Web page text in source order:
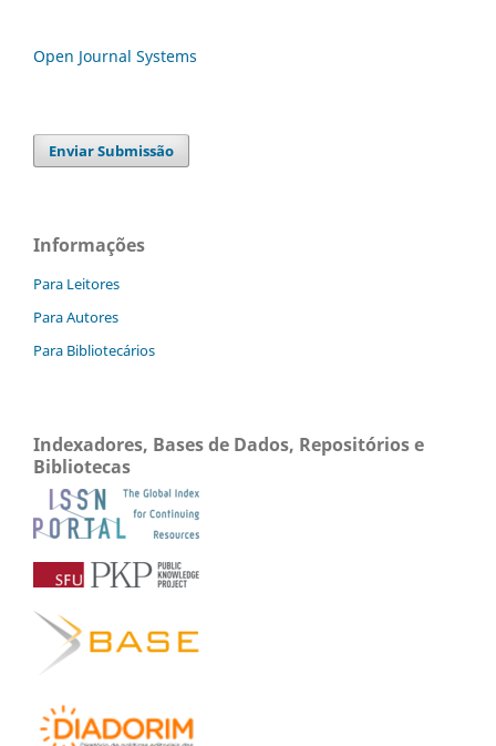
Open Journal Systems
Enviar Submissão
Informações
Para Leitores
Para Autores
Para Bibliotecários
Indexadores, Bases de Dados, Repositórios e
Bibliotecas